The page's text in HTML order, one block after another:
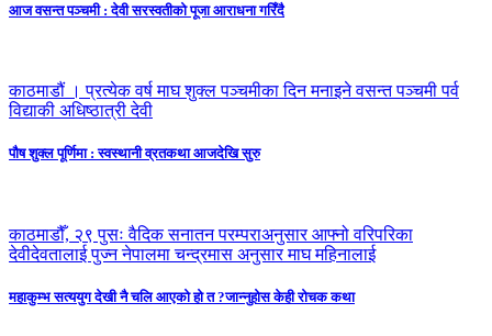
आज वसन्त पञ्चमी : देवी सरस्वतीको पूजा आराधना गरिँदै
काठमाडौं । प्रत्येक वर्ष माघ शुक्ल पञ्चमीका दिन मनाइने वसन्त पञ्चमी पर्व
विद्याकी अधिष्ठात्री देवी
पौष शुक्ल पूर्णिमा : स्वस्थानी व्रतकथा आजदेखि सुरु
काठमाडौँ, २९ पुसः वैदिक सनातन परम्पराअनुसार आफ्नो वरिपरिका
देवीदेवतालाई पुज्न नेपालमा चन्द्रमास अनुसार माघ महिनालाई
महाकुम्भ सत्ययुग देखी नै चलि आएको हो त ?जान्नुहोस केही रोचक कथा